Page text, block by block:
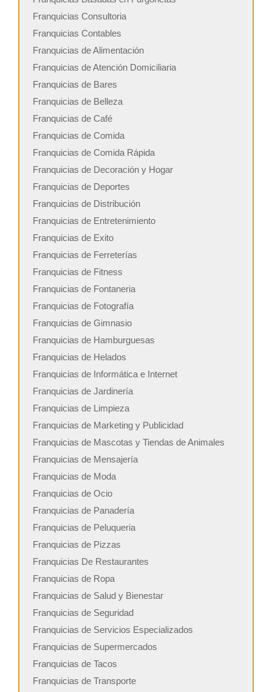
Franquicias Consultoria
Franquicias Contables
Franquicias de Alimentación
Franquicias de Atención Domiciliaria
Franquicias de Bares
Franquicias de Belleza
Franquicias de Café
Franquicias de Comida
Franquicias de Comida Rápida
Franquicias de Decoración y Hogar
Franquicias de Deportes
Franquicias de Distribución
Franquicias de Entretenimiento
Franquicias de Exito
Franquicias de Ferreterías
Franquicias de Fitness
Franquicias de Fontaneria
Franquicias de Fotografía
Franquicias de Gimnasio
Franquicias de Hamburguesas
Franquicias de Helados
Franquicias de Informática e Internet
Franquicias de Jardinería
Franquicias de Limpieza
Franquicias de Marketing y Publicidad
Franquicias de Mascotas y Tiendas de Animales
Franquicias de Mensajería
Franquicias de Moda
Franquicias de Ocio
Franquicias de Panadería
Franquicias de Peluqueria
Franquicias de Pizzas
Franquicias De Restaurantes
Franquicias de Ropa
Franquicias de Salud y Bienestar
Franquicias de Seguridad
Franquicias de Servicios Especializados
Franquicias de Supermercados
Franquicias de Tacos
Franquicias de Transporte